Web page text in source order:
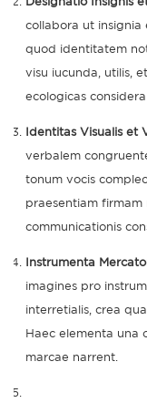
Designatio Insignis
collabora ut insignia
quod identitatem
visu iucunda, utilis,
ecologicas
Identitas Visualis et
verbalem
tonum vocis
praesentiam
communicationis
Instrumenta
imagines pro
interretialis, crea
Haec elementa una
marcae narrent.